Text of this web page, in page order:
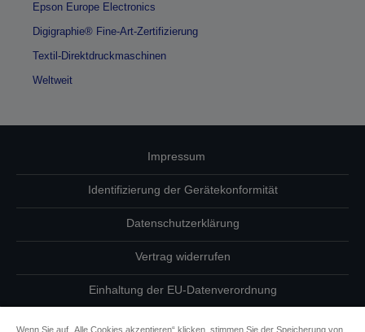
Epson Europe Electronics
Digigraphie® Fine-Art-Zertifizierung
Textil-Direktdruckmaschinen
Weltweit
Impressum
Identifizierung der Gerätekonformität
Datenschutzerklärung
Vertrag widerrufen
Einhaltung der EU-Datenverordnung
Fragen zum Datenschutz
Wenn Sie auf „Alle Cookies akzeptieren“ klicken, stimmen Sie der Speicherung von